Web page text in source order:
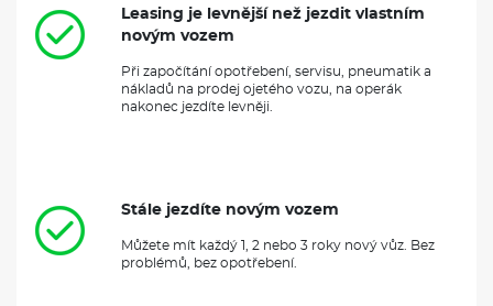
Leasing je levnější než jezdit vlastním
novým vozem
Při započítání opotřebení, servisu, pneumatik a
nákladů na prodej ojetého vozu, na operák
nakonec jezdíte levněji.
Stále jezdíte novým vozem
Můžete mít každý 1, 2 nebo 3 roky nový vůz. Bez
problémů, bez opotřebení.